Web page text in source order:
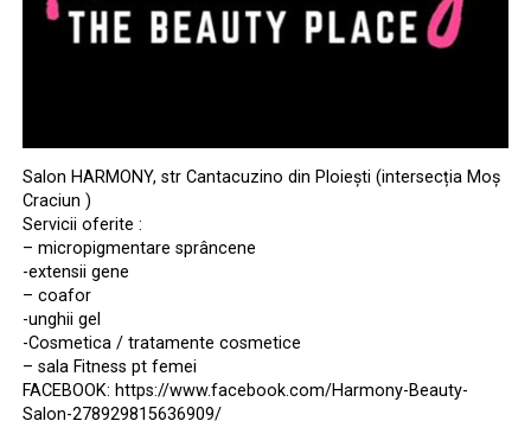
Salon HARMONY, str Cantacuzino din Ploiești (intersecția Moș
Craciun )
Servicii oferite :
– micropigmentare sprâncene
-extensii gene
– coafor
-unghii gel
-Cosmetica / tratamente cosmetice
– sala Fitness pt femei
FACEBOOK: https://www.facebook.com/Harmony-Beauty-
Salon-278929815636909/